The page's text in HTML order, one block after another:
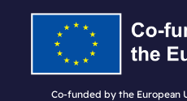
Co-funded by the European